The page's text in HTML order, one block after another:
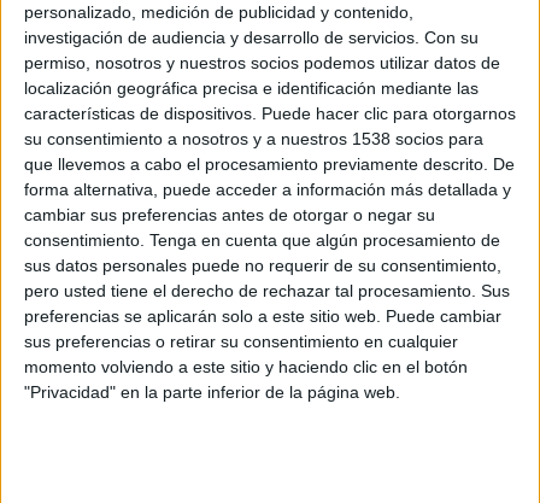
personalizado, medición de publicidad y contenido,
investigación de audiencia y desarrollo de servicios. Con su
permiso, nosotros y nuestros socios podemos utilizar datos de
localización geográfica precisa e identificación mediante las
características de dispositivos. Puede hacer clic para otorgarnos
su consentimiento a nosotros y a nuestros 1538 socios para
que llevemos a cabo el procesamiento previamente descrito. De
forma alternativa, puede acceder a información más detallada y
cambiar sus preferencias antes de otorgar o negar su
consentimiento. Tenga en cuenta que algún procesamiento de
sus datos personales puede no requerir de su consentimiento,
pero usted tiene el derecho de rechazar tal procesamiento. Sus
preferencias se aplicarán solo a este sitio web. Puede cambiar
sus preferencias o retirar su consentimiento en cualquier
momento volviendo a este sitio y haciendo clic en el botón
"Privacidad" en la parte inferior de la página web.
L’altra baralla va serdimarts. L’Ajuntament
exposa que al CAP Doctora Casaponçaestaven
atenent a un home que havia estatagredit. A
fora, elpresumpte agressoresperava que sortís.
Una patrulla va arribar al lloc i va identificar i
escorcollar les dues persones. El que havia estat
atès pels sanitaris tenia untrau al capper
l’impacte d’un cop de bastói portava amagat
entre la roba unmartell d’obra. Al sospitós que